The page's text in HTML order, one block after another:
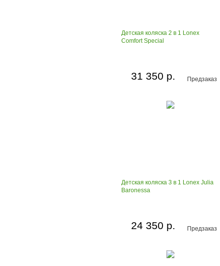
Детская коляска 2 в 1 Lonex
Comfort Special
Предзаказ
31 350 р.
Детская коляска 3 в 1 Lonex Julia
Baronessa
Предзаказ
24 350 р.